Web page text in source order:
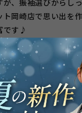
ト岡崎店で思い出を
です♪